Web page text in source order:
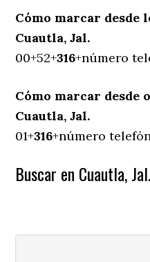
Cómo marcar desde
Cuautla, Jal.
00+52+316+número
Cómo marcar desde
Cuautla, Jal.
01+316+número
Buscar en Cuautla, Jal.